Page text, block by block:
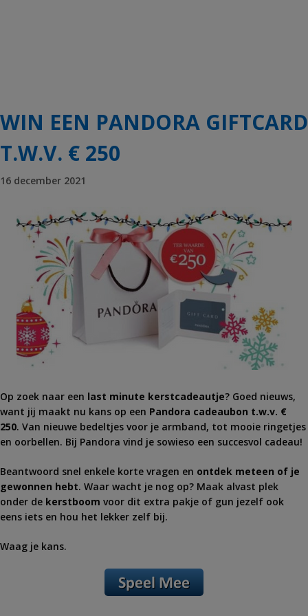
WIN EEN PANDORA GIFTCARD
T.W.V. € 250
16 december 2021
Op zoek naar een last minute kerstcadeautje? Goed nieuws,
want jij maakt nu kans op een Pandora cadeaubon t.w.v. €
250. Van nieuwe bedeltjes voor je armband, tot mooie ringetjes
en oorbellen. Bij Pandora vind je sowieso een succesvol cadeau!
Beantwoord snel enkele korte vragen en ontdek meteen of je
gewonnen hebt. Waar wacht je nog op? Maak alvast plek
onder de kerstboom voor dit extra pakje of gun jezelf ook
eens iets en hou het lekker zelf bij.
Waag je kans.